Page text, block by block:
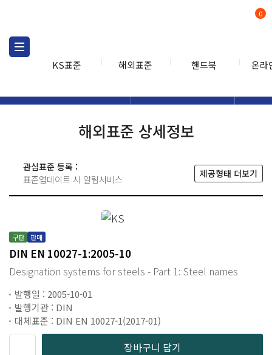
KS표준 해외표준 핸드북 온라
0
해외표준 상세정보
관심표준 등록 :
표준업데이트 시 알림서비스
제공형태 더보기
구판 판매
DIN EN 10027-1:2005-10
Designation systems for steels - Part 1: Steel names
발행일 : 2005-10-01
발행기관 : DIN
대체표준 : DIN EN 10027-1(2017-01)
장바구니 담기